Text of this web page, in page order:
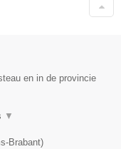
en in de provincie
▼
Brabant)